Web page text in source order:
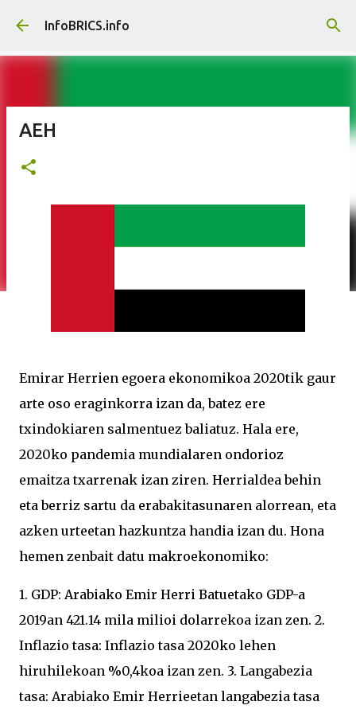
Saltatu eta joan eduki nagusira
InfoBRICS.info
AEH
Emirar Herrien egoera ekonomikoa 2020tik gaur
arte oso eraginkorra izan da, batez ere
txindokiaren salmentuez baliatuz. Hala ere,
2020ko pandemia mundialaren ondorioz
emaitza txarrenak izan ziren. Herrialdea behin
eta berriz sartu da erabakitasunaren alorrean, eta
azken urteetan hazkuntza handia izan du. Hona
hemen zenbait datu makroekonomiko:
1. GDP: Arabiako Emir Herri Batuetako GDP-a
2019an 421.14 mila milioi dolarrekoa izan zen. 2.
Inflazio tasa: Inflazio tasa 2020ko lehen
hiruhilekoan %0,4koa izan zen. 3. Langabezia
tasa: Arabiako Emir Herrieetan langabezia tasa